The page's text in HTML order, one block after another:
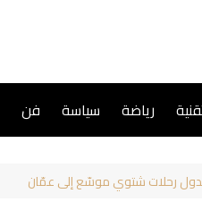
رياضة سياسة فن
جدول رحلات شتوي موسّع إلى عمّان